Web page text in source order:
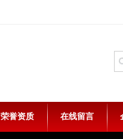
荣誉资质 在线留言